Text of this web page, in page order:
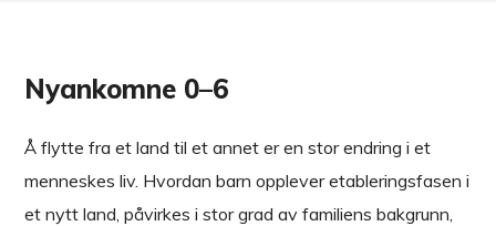
Nyankomne 0–6
Å flytte fra et land til et annet er en stor endring i et
menneskes liv. Hvordan barn opplever etableringsfasen i
et nytt land, påvirkes i stor grad av familiens bakgrunn,